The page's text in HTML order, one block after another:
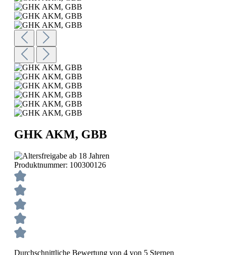
GHK AKM, GBB
Produktnummer: 100300126
Durchschnittliche Bewertung von 4 von 5 Sternen